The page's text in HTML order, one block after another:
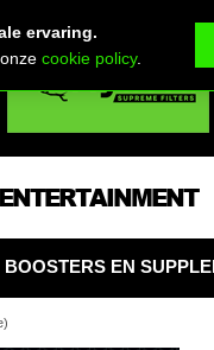
ENTERTAINMENT
ervaring.
onzecookie policy.